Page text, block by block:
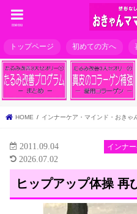
menu
トップページ 初めての方へ
HOME インナーケア・マインド・おきゃ
インナ
2011.09.04
2026.07.02
ヒップアップ体操 再